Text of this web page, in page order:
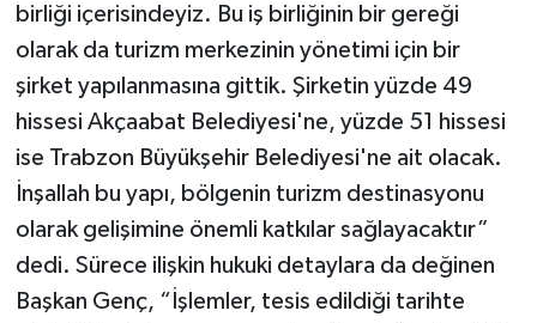
birliği içerisindeyiz. Bu iş birliğinin bir gereği
olarak da turizm merkezinin yönetimi için bir
şirket yapılanmasına gittik. Şirketin yüzde 49
hissesi Akçaabat Belediyesi'ne, yüzde 51 hissesi
ise Trabzon Büyükşehir Belediyesi'ne ait olacak.
İnşallah bu yapı, bölgenin turizm destinasyonu
olarak gelişimine önemli katkılar sağlayacaktır”
dedi. Sürece ilişkin hukuki detaylara da değinen
Başkan Genç, “İşlemler, tesis edildiği tarihte